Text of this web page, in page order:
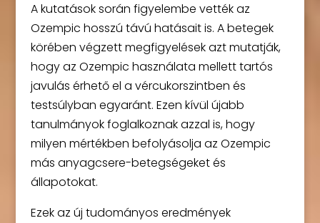
A kutatások során figyelembe vették az
Ozempic hosszú távú hatásait is. A betegek
körében végzett megfigyelések azt mutatják,
hogy az Ozempic használata mellett tartós
javulás érhető el a vércukorszintben és
testsúlyban egyaránt. Ezen kívül újabb
tanulmányok foglalkoznak azzal is, hogy
milyen mértékben befolyásolja az Ozempic
más anyagcsere-betegségeket és
állapotokat.
Ezek az új tudományos eredmények